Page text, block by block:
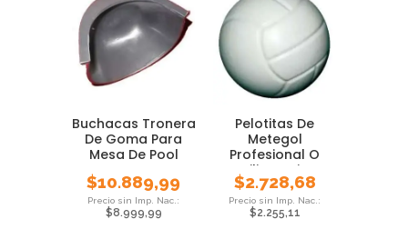
Buchacas Tronera
De Goma Para
Mesa De Pool
$10.889,99
$8.999,99
Pelotitas De
Metegol
Profesional O
Familiar Gajos X
Unidad
$2.728,68
$2.255,11